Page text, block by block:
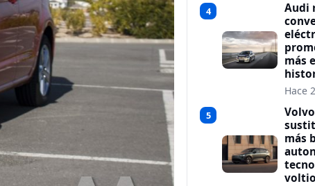
4
Audi
más
Hace
5
más